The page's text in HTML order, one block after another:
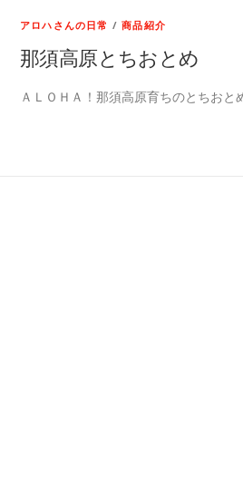
アロハさんの日常 /商品紹介
那須高原とちおとめ
ＡＬＯＨＡ！那須高原育ちのとちお